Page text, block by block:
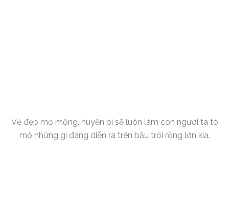
Vẻ đẹp mơ mộng, huyền bí sẽ luôn làm con người ta tò
mò những gì đang diễn ra trên bầu trời rộng lớn kia.